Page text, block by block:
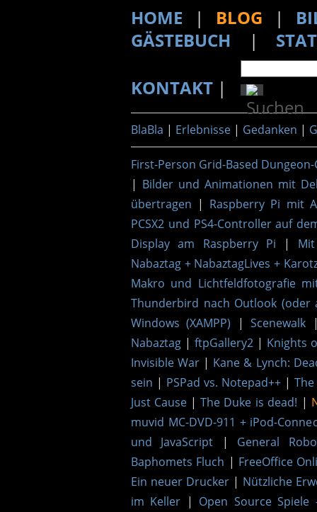
HOME | BLOG |
GÄSTEBUCH |
KONTAKT |
BlaBla | Erlebnisse | Gedanken |
First-Person Grid-Based
| Bilder und Animationen mit
übertragen | Raspberry Pi mit
PCSX2 und PS4-Controller auf
Display am Raspberry Pi |
Nabaztag + NabaztagLives +
Makro und Lichtfeldfotografie
Thunderbird nach Outlook (oder
Windows (XAMPP) | Scenewalk
Nabaztag | ftpGallery2 | Knights
Invisible War | Kane & Lynch:
sein | PSPad vs. Notepad++ |
Just Cause | The Duke is dead! |
muvid MC-DVD-911 + iPod-
und JavaScript | General
Baphomets Fluch | FreeOffice
Ein neuer Drucker | Nützliche
im Keller | Open Source